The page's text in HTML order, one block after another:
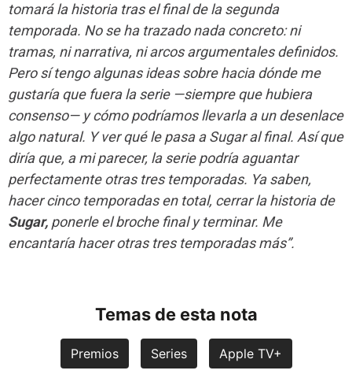
tomará la historia tras el final de la segunda
temporada. No se ha trazado nada concreto: ni
tramas, ni narrativa, ni arcos argumentales definidos.
Pero sí tengo algunas ideas sobre hacia dónde me
gustaría que fuera la serie —siempre que hubiera
consenso— y cómo podríamos llevarla a un desenlace
algo natural. Y ver qué le pasa a Sugar al final. Así que
diría que, a mi parecer, la serie podría aguantar
perfectamente otras tres temporadas. Ya saben,
hacer cinco temporadas en total, cerrar la historia de
Sugar, ponerle el broche final y terminar. Me
encantaría hacer otras tres temporadas más”.
Temas de esta nota
Premios Series Apple TV+